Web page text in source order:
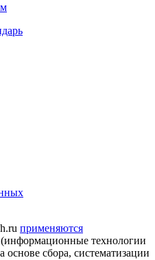
применяются
(информационные технологии
сбора, систематизации